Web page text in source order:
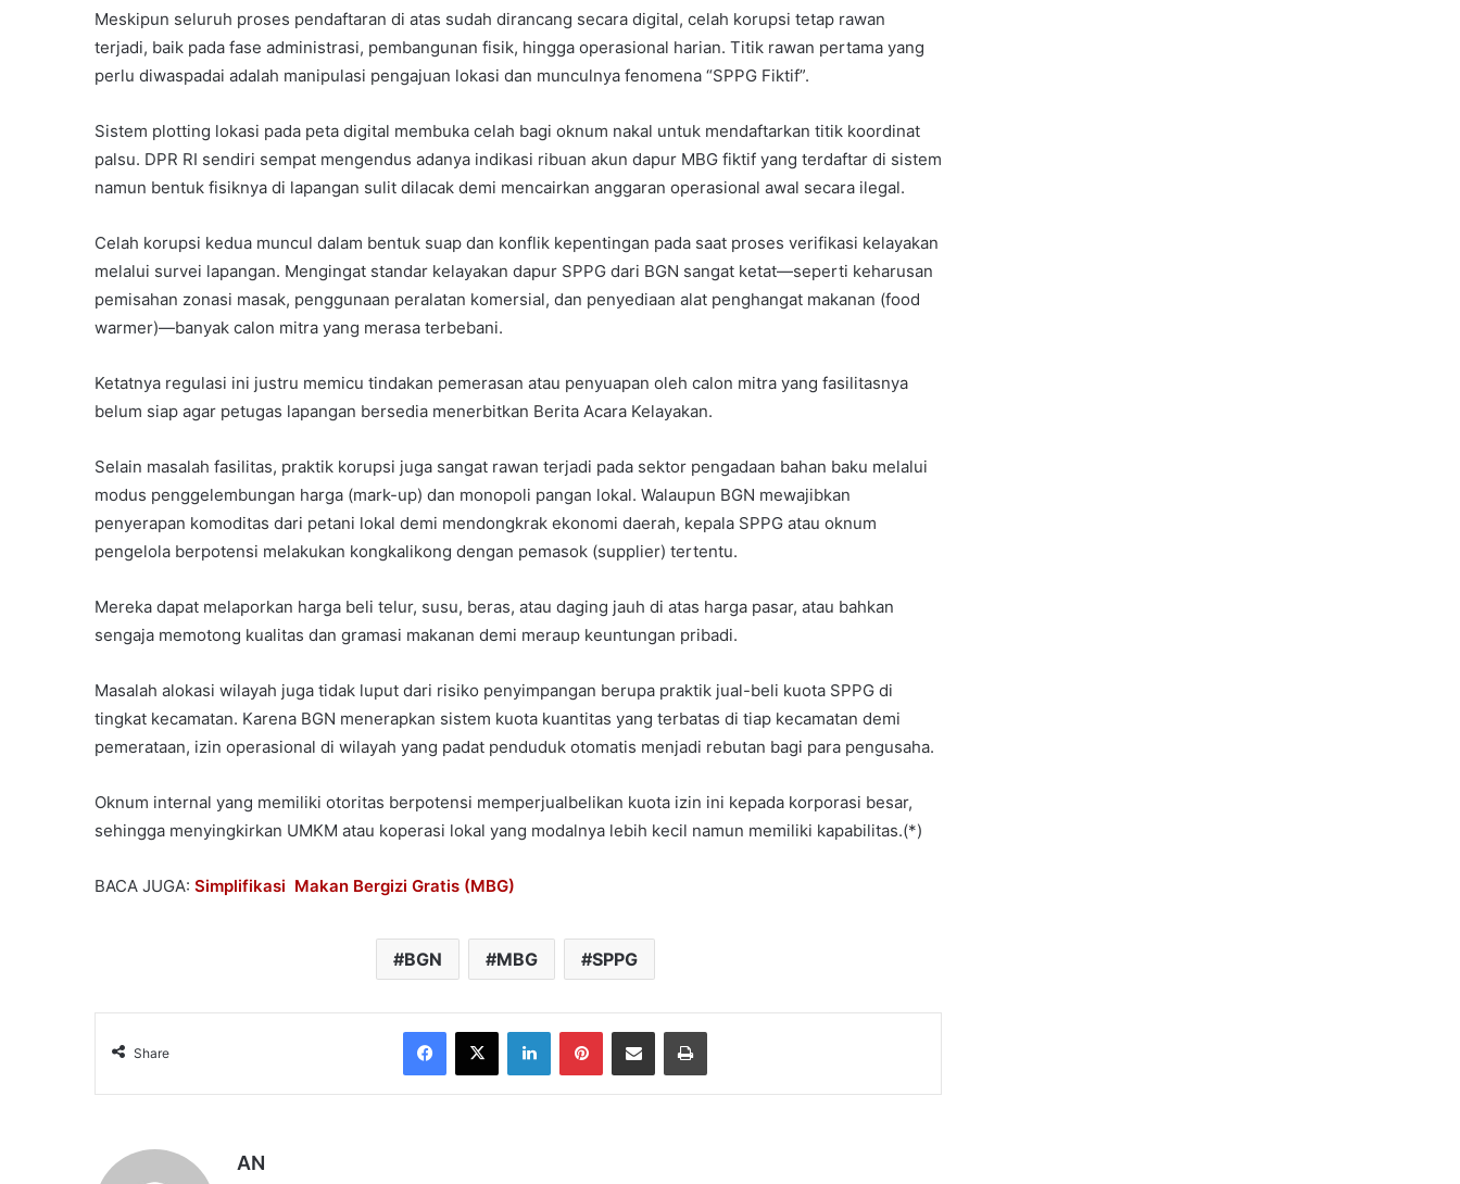
Meskipun seluruh proses pendaftaran di atas sudah dirancang secara digital, celah korupsi tetap rawan
terjadi, baik pada fase administrasi, pembangunan fisik, hingga operasional harian. Titik rawan pertama yang
perlu diwaspadai adalah manipulasi pengajuan lokasi dan munculnya fenomena “SPPG Fiktif”.
Sistem plotting lokasi pada peta digital membuka celah bagi oknum nakal untuk mendaftarkan titik koordinat
palsu. DPR RI sendiri sempat mengendus adanya indikasi ribuan akun dapur MBG fiktif yang terdaftar di sistem
namun bentuk fisiknya di lapangan sulit dilacak demi mencairkan anggaran operasional awal secara ilegal.
Celah korupsi kedua muncul dalam bentuk suap dan konflik kepentingan pada saat proses verifikasi kelayakan
melalui survei lapangan. Mengingat standar kelayakan dapur SPPG dari BGN sangat ketat—seperti keharusan
pemisahan zonasi masak, penggunaan peralatan komersial, dan penyediaan alat penghangat makanan (food
warmer)—banyak calon mitra yang merasa terbebani.
Ketatnya regulasi ini justru memicu tindakan pemerasan atau penyuapan oleh calon mitra yang fasilitasnya
belum siap agar petugas lapangan bersedia menerbitkan Berita Acara Kelayakan.
Selain masalah fasilitas, praktik korupsi juga sangat rawan terjadi pada sektor pengadaan bahan baku melalui
modus penggelembungan harga (mark-up) dan monopoli pangan lokal. Walaupun BGN mewajibkan
penyerapan komoditas dari petani lokal demi mendongkrak ekonomi daerah, kepala SPPG atau oknum
pengelola berpotensi melakukan kongkalikong dengan pemasok (supplier) tertentu.
Mereka dapat melaporkan harga beli telur, susu, beras, atau daging jauh di atas harga pasar, atau bahkan
sengaja memotong kualitas dan gramasi makanan demi meraup keuntungan pribadi.
Masalah alokasi wilayah juga tidak luput dari risiko penyimpangan berupa praktik jual-beli kuota SPPG di
tingkat kecamatan. Karena BGN menerapkan sistem kuota kuantitas yang terbatas di tiap kecamatan demi
pemerataan, izin operasional di wilayah yang padat penduduk otomatis menjadi rebutan bagi para pengusaha.
Oknum internal yang memiliki otoritas berpotensi memperjualbelikan kuota izin ini kepada korporasi besar,
sehingga menyingkirkan UMKM atau koperasi lokal yang modalnya lebih kecil namun memiliki kapabilitas.(*)
BACA JUGA: Simplifikasi Makan Bergizi Gratis (MBG)
BGN MBG SPPG
Share
Facebook
X LinkedInPinterestShare via Email Print
AN